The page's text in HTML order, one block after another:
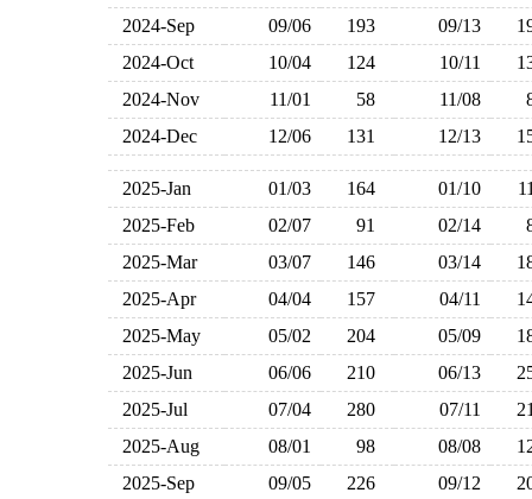
2024-Sep
09/06 193 09/13
2024-Oct
10/04 124 10/11
2024-Nov
11/01 58 11/08
2024-Dec
12/06 131 12/13
2025-Jan 01/03 164 01/10
2025-Feb
02/07 91 02/14
2025-Mar
03/07 146 03/14
2025-Apr
04/04 157 04/11
2025-May
05/02 204 05/09
2025-Jun
06/06 210 06/13
2025-Jul
07/04 280 07/11
2025-Aug
08/01 98 08/08
2025-Sep
09/05 226 09/12